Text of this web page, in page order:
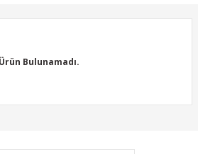
ederiz.
bulunuyor.
Ürün Bulunamadı.